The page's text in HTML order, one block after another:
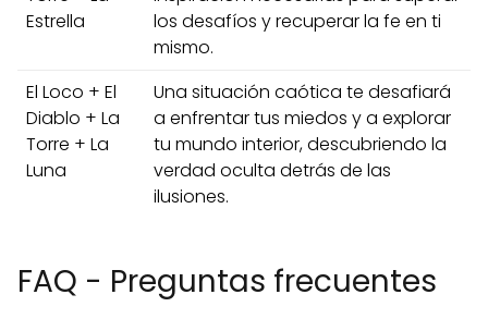
Estrella
los desafíos y recuperar la fe en ti
mismo.
El Loco + El
Diablo + La
Torre + La
Luna
Una situación caótica te desafiará
a enfrentar tus miedos y a explorar
tu mundo interior, descubriendo la
verdad oculta detrás de las
ilusiones.
FAQ - Preguntas frecuentes